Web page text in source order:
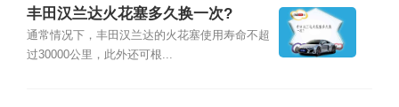
丰田汉兰达火花塞多久换一次?
通常情况下，丰田汉兰达的火花塞使用寿命不超
过30000公里，此外还可根...